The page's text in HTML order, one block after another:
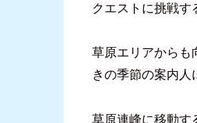
クエストに挑戦す
草原エリアからも
きの季節の案内人
草原連峰に移動す